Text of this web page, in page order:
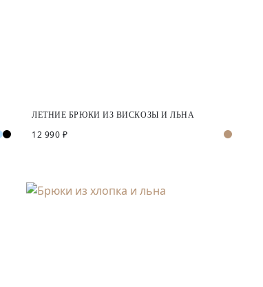
ЛЕТНИЕ БРЮКИ ИЗ ВИСКОЗЫ И ЛЬНА
12 990 ₽